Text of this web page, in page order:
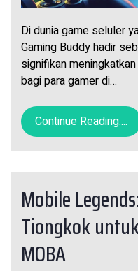
Di dunia game seluler
Gaming Buddy hadir
signifikan
bagi para gamer di…
Continue Reading....
Mobile
Tiongkok
MOBA